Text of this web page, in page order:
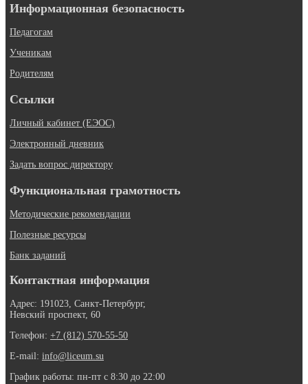
Информационная безопасность
Педагогам
Ученикам
Родителям
Ссылки
Личный кабинет (ЕЭОС)
Электронный дневник
Задать вопрос директору
Функциональная грамотность
Методические рекомендации
Полезные ресурсы
Банк заданий
Контактная информация
Адрес: 191023, Санкт-Петербург,
Невский проспект, 60
Телефон: +7 (812) 570-55-50
E-mail: info@liceum.su
График работы: пн-пт с 8:30 до 22:00